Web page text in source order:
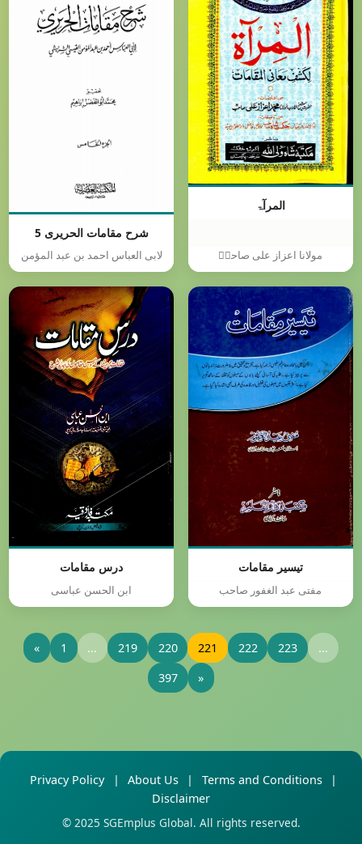
شرح مقامات الحریری 5
لابی العباس احمد بن عبد المؤمن
المرآۃ
مولانا اعزاز علی صاحبؒ
درس مقامات
ابن الحسن عباسی
تیسیر مقامات
مفتی عبد الغفور صاحب
« 1 ... 219 220 221 222 223
...
397
»
Privacy Policy | About Us | Terms and Conditions
|
Disclaimer
© 2025 SGEmplus Global. All rights reserved.